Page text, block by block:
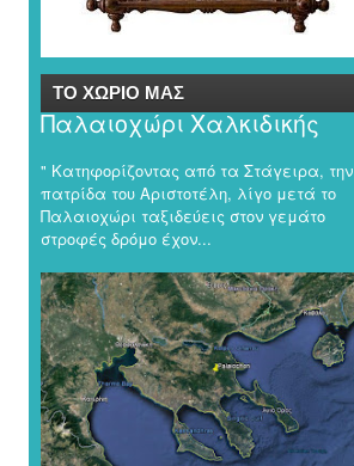
ΤΟ ΧΩΡΙΟ ΜΑΣ
Παλαιοχώρι Χαλκιδικής
" Κατηφορίζοντας από τα Στάγειρα, την
πατρίδα του Αριστοτέλη, λίγο μετά το
Παλαιοχώρι ταξιδεύεις στον γεμάτο
στροφές δρόμο έχον...